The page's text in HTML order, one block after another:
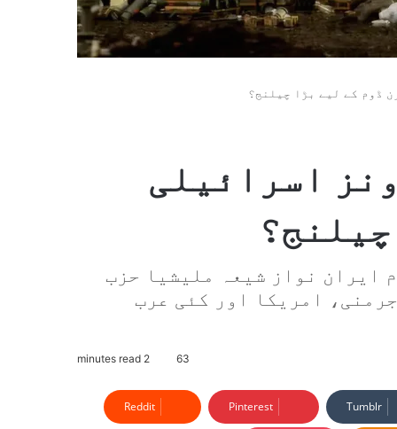
ڈوم کے لیے بڑا چیلنج؟
اسرائیلی
ایران نواز شیعہ ملیشیا حزب
امریکا اور کئی عرب
63
Tumblr
Pinterest
Reddit